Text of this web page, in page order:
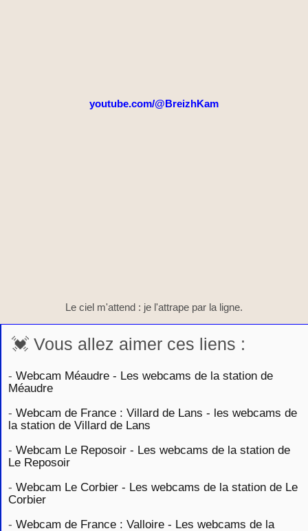
youtube.com/@BreizhKam
Le ciel m'attend : je l'attrape par la ligne.
💓 Vous allez aimer ces liens :
- Webcam Méaudre - Les webcams de la station de
Méaudre
- Webcam de France : Villard de Lans - les webcams de
la station de Villard de Lans
- Webcam Le Reposoir - Les webcams de la station de
Le Reposoir
- Webcam Le Corbier - Les webcams de la station de Le
Corbier
- Webcam de France : Valloire - Les webcams de la